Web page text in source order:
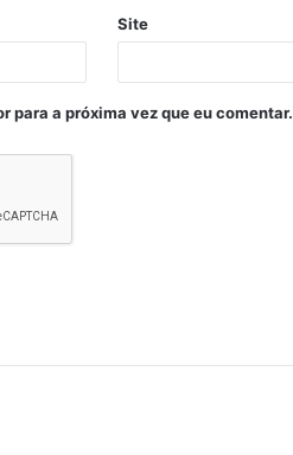
Site
para a próxima vez que eu comentar.